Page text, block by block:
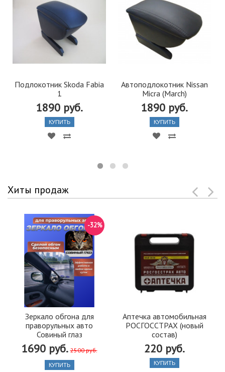
Подлокотник Skoda Fabia
1
1890 руб.
КУПИТЬ
Автоподлокотник Nissan
Micra (March)
1890 руб.
КУПИТЬ
Хиты продаж
Зеркало обгона для
праворульных авто
Совиный глаз
1690 руб. 2500 руб.
-32%
КУПИТЬ
Аптечка автомобильная
РОСГОССТРАХ (новый
состав)
220 руб.
КУПИТЬ